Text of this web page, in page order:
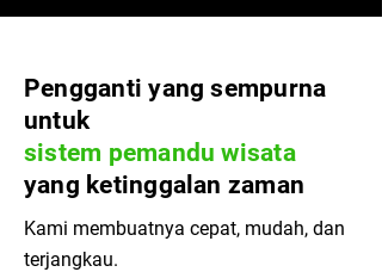
Pengganti yang sempurna
untuk
sistem pemandu wisata
yang ketinggalan zaman
Kami membuatnya cepat, mudah, dan
terjangkau.